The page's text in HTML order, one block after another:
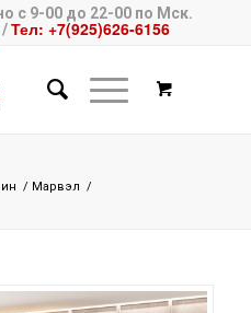
с 9-00 до 22-00 по Мск.
/Тел: +7(925)626-6156
/ Марвэл /